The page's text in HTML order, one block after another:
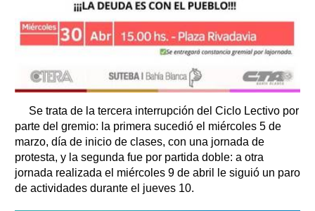
Se trata de la tercera interrupción del Ciclo Lectivo por
parte del gremio: la primera sucedió el miércoles 5 de
marzo, día de inicio de clases, con una jornada de
protesta, y la segunda fue por partida doble: a otra
jornada realizada el miércoles 9 de abril le siguió un paro
de actividades durante el jueves 10.